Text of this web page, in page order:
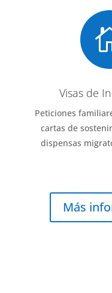
Visas de
Peticiones
cartas de
dispensas
Más